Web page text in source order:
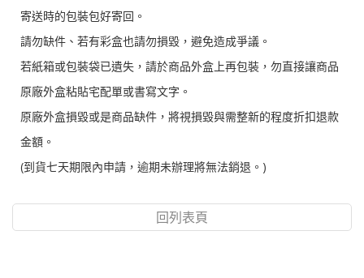
寄送時的包裝包好寄回。
請勿缺件、若有彩盒也請勿損毀，避免造成爭議。
若紙箱或包裝袋已遺失，請於商品外盒上再包裝，勿直接讓商品
原廠外盒粘貼宅配單或書寫文字。
原廠外盒損毀或是商品缺件，將視損毀與需整新的程度折扣退款
金額。
(到貨七天期限內申請，逾期未辦理將無法銷退。)
回列表頁